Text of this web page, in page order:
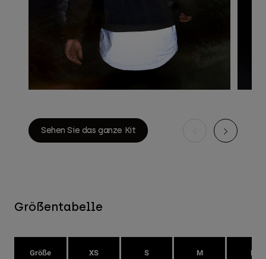
Sehen Sie das ganze Kit
Größentabelle
Größe XS S M L